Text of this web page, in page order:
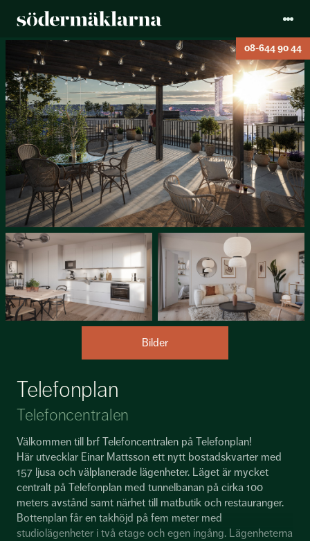
08-644 90 44
Bilder
Telefoncentralen
Telefonplan
Välkommen till brf Telefoncentralen på Telefonplan!
Här utvecklar Einar Mattsson ett nytt bostadskvarter med
157 ljusa och välplanerade lägenheter. Läget är mycket
centralt på Telefonplan med tunnelbanan på cirka 100
meters avstånd samt närhet till matbutik och restauranger.
Bottenplan får en takhöjd på fem meter med
studiolägenheter i två etage och egen ingång. Lägenheterna